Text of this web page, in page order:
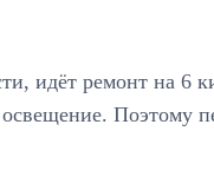
идёт ремонт на 6
Поэтому